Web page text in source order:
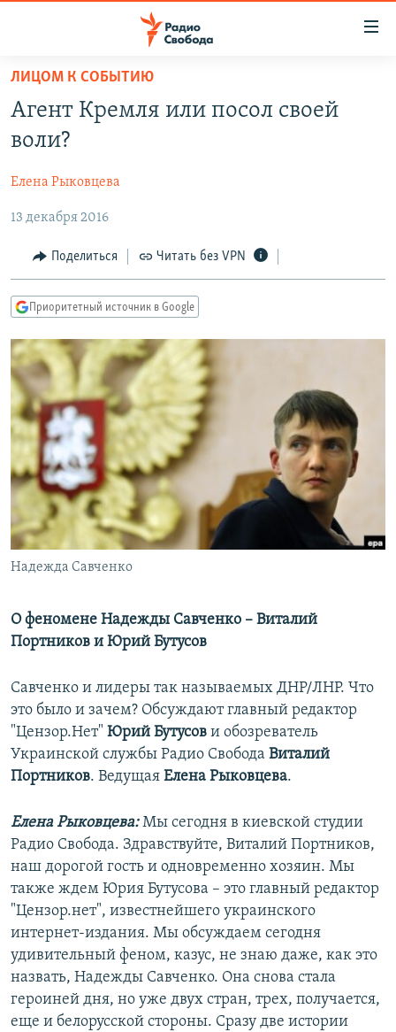
упрощенного
доступа
Вернуться
основному
Вернутся
главной
навигации
Вернутся
поиску
ПОДКАСТЫ
ЦИТАТЫ СВОБОДЫ
МНЕНИЯ
КУЛЬТУРА
IDEL.РЕАЛИИ
КАВКАЗ.РЕАЛИИ
СЕВЕР.РЕАЛИИ
СИБИРЬ.РЕАЛИИ
РАСПИСАНИЕ ВЕЩАНИЯ
ПОДПИШИТЕСЬ НА РАССЫЛКУ
СОЦИАЛЬНЫЕ СЕТИ
Все сайты РСЕ/РС
ЛИЦОМ К СОБЫТИЮ
Агент Кремля или посол своей
воли?
Елена Рыковцева
13 декабря 2016
Поделиться Читать без VPN
Приоритетный источник в Google
Надежда Савченко
О феномене Надежды Савченко – Виталий
Портников и Юрий Бутусов
Савченко и лидеры так называемых ДНР/ЛНР. Что
это было и зачем? Обсуждают главный редактор
"Цензор.Нет" Юрий Бутусов и обозреватель
Украинской службы Радио Свобода Виталий
Портников. Ведущая Елена Рыковцева.
Елена Рыковцева:Мы сегодня в киевской студии
Радио Свобода. Здравствуйте, Виталий Портников,
наш дорогой гость и одновременно хозяин. Мы
также ждем Юрия Бутусова – это главный редактор
"Цензор.нет", известнейшего украинского
интернет-издания. Мы обсуждаем сегодня
удивительный феном, казус, не знаю даже, как это
назвать, Надежды Савченко. Она снова стала
героиней дня, но уже двух стран, трех, получается,
еще и белорусской стороны. Сразу две истории